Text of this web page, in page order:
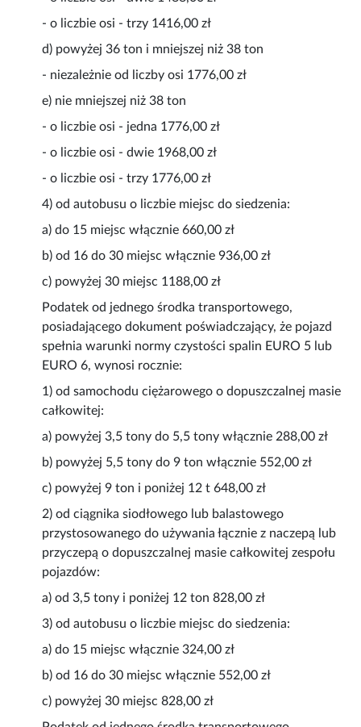
- o liczbie osi - trzy 1416,00 zł
d) powyżej 36 ton i mniejszej niż 38 ton
- niezależnie od liczby osi 1776,00 zł
e) nie mniejszej niż 38 ton
- o liczbie osi - jedna 1776,00 zł
- o liczbie osi - dwie 1968,00 zł
- o liczbie osi - trzy 1776,00 zł
4) od autobusu o liczbie miejsc do siedzenia:
a) do 15 miejsc włącznie 660,00 zł
b) od 16 do 30 miejsc włącznie 936,00 zł
c) powyżej 30 miejsc 1188,00 zł
Podatek od jednego środka transportowego,
posiadającego dokument poświadczający, że pojazd
spełnia warunki normy czystości spalin EURO 5 lub
EURO 6, wynosi rocznie:
1) od samochodu ciężarowego o dopuszczalnej masie
całkowitej:
a) powyżej 3,5 tony do 5,5 tony włącznie 288,00 zł
b) powyżej 5,5 tony do 9 ton włącznie 552,00 zł
c) powyżej 9 ton i poniżej 12 t 648,00 zł
2) od ciągnika siodłowego lub balastowego
przystosowanego do używania łącznie z naczepą lub
przyczepą o dopuszczalnej masie całkowitej zespołu
pojazdów:
a) od 3,5 tony i poniżej 12 ton 828,00 zł
3) od autobusu o liczbie miejsc do siedzenia:
a) do 15 miejsc włącznie 324,00 zł
b) od 16 do 30 miejsc włącznie 552,00 zł
c) powyżej 30 miejsc 828,00 zł